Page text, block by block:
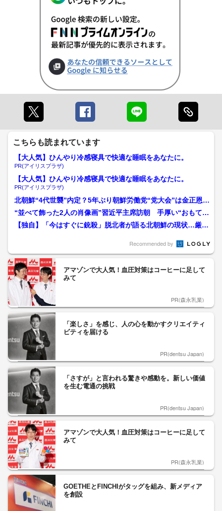
こちらも読まれています
【大人気】ひんやり冷感寝具で快適な睡眠をあなたに。
PR(アイリスプラザ)
【大人気】ひんやり冷感寝具で快適な睡眠をあなたに。
PR(アイリスプラザ)
北朝鮮“4代世襲”内定？5年ぶり朝鮮労働党“党大会”は金正恩総
書記から娘・金ジュ...
“並べて飾った2人の肖像画”習近平主席訪朝 手厚い“おもてな
し”の裏にある“思惑...
【独自】「今はすぐに銃殺」脱北者が語る北朝鮮の現状…厳重
Recommended by
アマゾンで大人気！血圧対策はコーヒーに足して
みて
PR(森永乳業)
「楽しさ」を感じ、人の心を動かすクリエイティ
ビティを届ける
PR(dentsu Japan)
「さすが」と言われる驚きや感動を。新しい価値
を生む電通の挑戦
PR(dentsu Japan)
アマゾンで大人気！血圧対策はコーヒーに足して
みて
PR(森永乳業)
GOETHEとFINCHIがタッグを組み、新メディア
を創設